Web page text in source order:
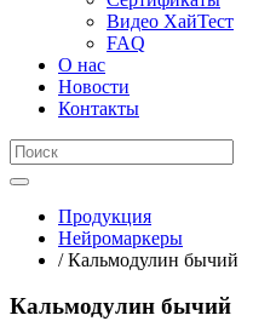
Видео ХайТест
FAQ
О нас
Новости
Контакты
Продукция
Нейромаркеры
/ Кальмодулин бычий
Кальмодулин бычий